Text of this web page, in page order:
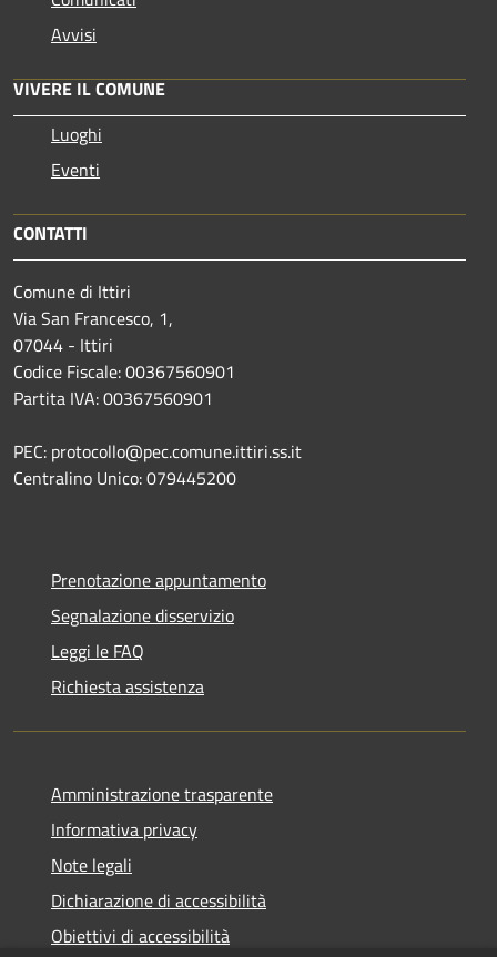
Avvisi
VIVERE IL COMUNE
Luoghi
Eventi
CONTATTI
Comune di Ittiri
Via San Francesco, 1,
07044 - Ittiri
Codice Fiscale: 00367560901
Partita IVA: 00367560901
PEC: protocollo@pec.comune.ittiri.ss.it
Centralino Unico: 079445200
Prenotazione appuntamento
Segnalazione disservizio
Leggi le FAQ
Richiesta assistenza
Amministrazione trasparente
Informativa privacy
Note legali
Dichiarazione di accessibilità
Obiettivi di accessibilità